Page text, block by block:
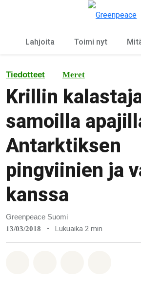
Lahjoita Toimi nyt
Tiedotteet Meret
Krillin
samoilla
Antarktiksen
pingviinien ja
kanssa
Greenpeace Suomi
13/03/2018 • Lukuaika 2 min